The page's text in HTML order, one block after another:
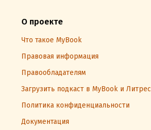
О проекте
Что такое MyBook
Правовая информация
Правообладателям
Загрузить подкаст в MyBook и Литрес
Политика конфиденциальности
Документация